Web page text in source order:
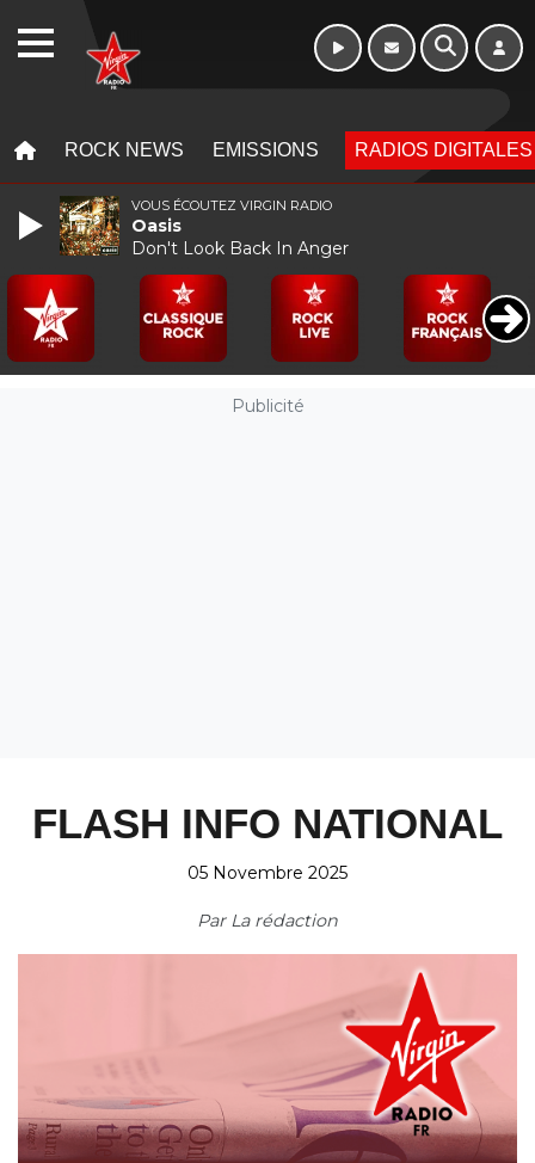
ROCK NEWS EMISSIONS RADIOS DIGITALES
Publicité
FLASH INFO NATIONAL
05 Novembre 2025
Par La rédaction
VOUS ÉCOUTEZ VIRGIN RADIO
Oasis
Don't Look Back In Anger
WEBRADIO